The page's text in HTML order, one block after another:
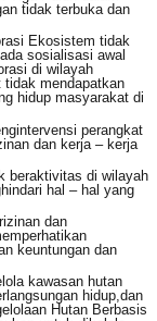
tidak terbuka dan
Ekosistem tidak
sosialisasi awal
di wilayah
mendapatkan
hidup masyarakat di
perangkat
dan kerja – kerja
beraktivitas di wilayah
hal – hal yang
dan
keuntungan dan
kawasan hutan
hidup,dan
Hutan Berbasis